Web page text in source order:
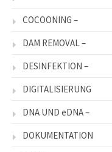
COCOONING –
DAM REMOVAL –
DESINFEKTION –
DIGITALISIERUNG
DNA UND eDNA –
DOKUMENTATION